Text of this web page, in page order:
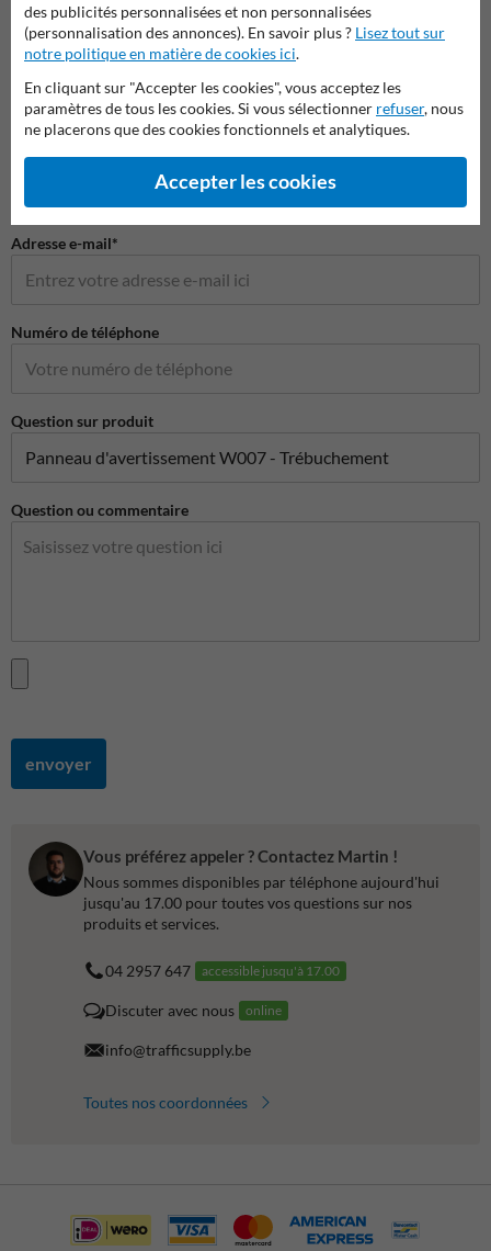
Poser votre question à Panneausecurite.be
Nom*
Nom de l'entreprise
Adresse e-mail*
Numéro de téléphone
Question sur produit
Question ou commentaire
envoyer
Vous préférez appeler ? Contactez Martin !
Nous sommes disponibles par téléphone aujourd'hui
jusqu'au 17.00 pour toutes vos questions sur nos
produits et services.
04 2957 647 accessible jusqu'à 17.00
Discuter avec nous online
info@trafficsupply.be
Toutes nos coordonnées
des publicités personnalisées et non personnalisées
(personnalisation des annonces). En savoir plus ? Lisez tout sur
notre politique en matière de cookies ici.
En cliquant sur "Accepter les cookies", vous acceptez les
paramètres de tous les cookies. Si vous sélectionner refuser, nous
ne placerons que des cookies fonctionnels et analytiques.
Accepter les cookies